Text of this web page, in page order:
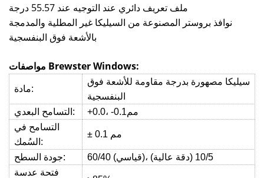
ملف تعريف دائري عند التوجيه عند 55.57 درجة
نوافذ بروستر المصنوعة من السيليكا غير المطلية والمدمجة
بالأشعة فوق البنفسجية
مواصفات Brewster Windows:
مادة:
سيليكا مصهورة بدرجة مقاومة للأشعة فوق
البنفسجية
التسامح البعدي:
+0.0، -0.1مم
التسامح في
السُمك:
± 0.1 مم
جودة السطح:
60/40 (قياسي)، 10/5 (دقة عالية)
فتحة عدسة